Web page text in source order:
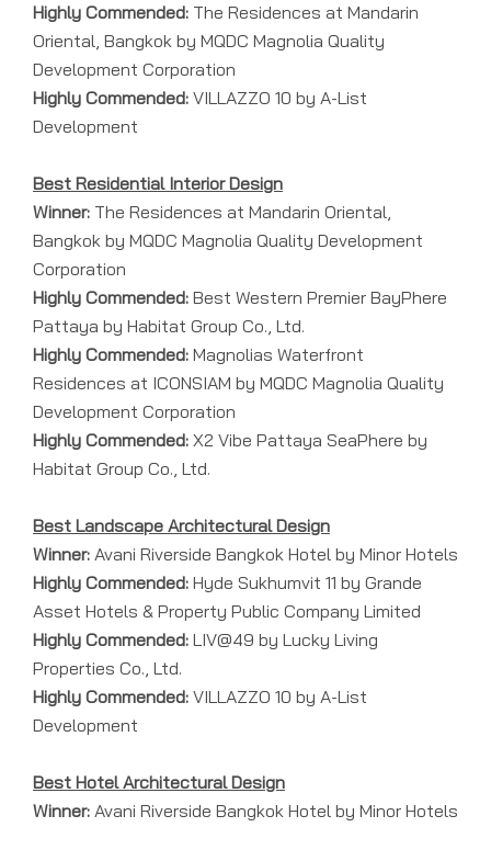
Highly Commended: The Residences at Mandarin
Oriental, Bangkok by MQDC Magnolia Quality
Development Corporation
Highly Commended: VILLAZZO 10 by A-List
Development
Best Residential Interior Design
Winner: The Residences at Mandarin Oriental,
Bangkok by MQDC Magnolia Quality Development
Corporation
Highly Commended: Best Western Premier BayPhere
Pattaya by Habitat Group Co., Ltd.
Highly Commended: Magnolias Waterfront
Residences at ICONSIAM by MQDC Magnolia Quality
Development Corporation
Highly Commended: X2 Vibe Pattaya SeaPhere by
Habitat Group Co., Ltd.
Best Landscape Architectural Design
Winner: Avani Riverside Bangkok Hotel by Minor Hotels
Highly Commended: Hyde Sukhumvit 11 by Grande
Asset Hotels & Property Public Company Limited
Highly Commended: LIV@49 by Lucky Living
Properties Co., Ltd.
Highly Commended: VILLAZZO 10 by A-List
Development
Best Hotel Architectural Design
Winner: Avani Riverside Bangkok Hotel by Minor Hotels